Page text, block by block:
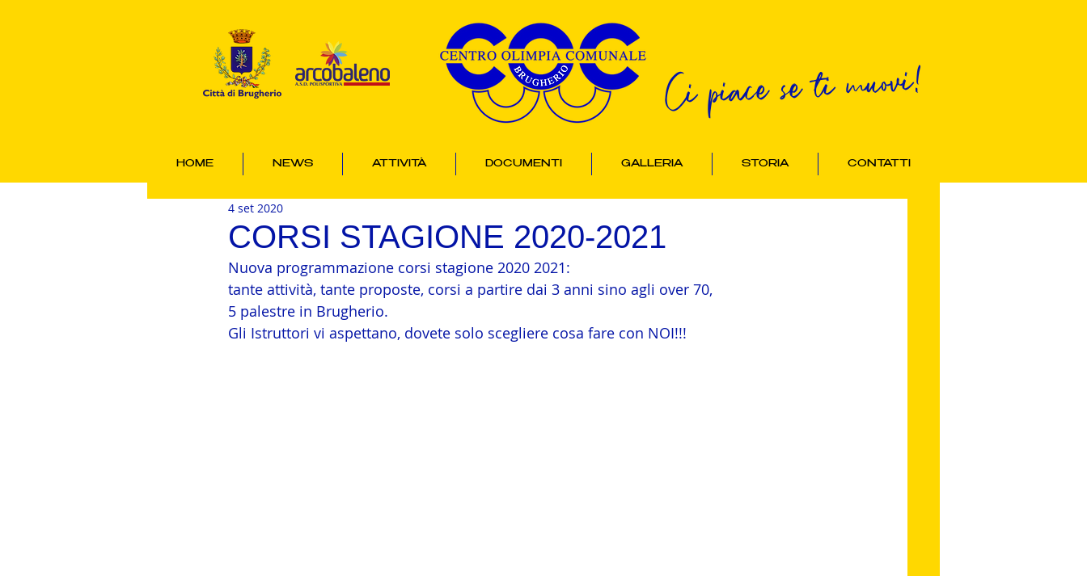
Ci piace se ti muovi!
HOME NEWS ATTIVITÀ DOCUMENTI GALLERIA STORIA CONTATTI
CORSI STAGIONE 2020-2021
4 set 2020
Nuova programmazione corsi stagione 2020 2021:
tante attività, tante proposte, corsi a partire dai 3 anni sino agli over 70,
5 palestre in Brugherio.
Gli Istruttori vi aspettano, dovete solo scegliere cosa fare con NOI!!!